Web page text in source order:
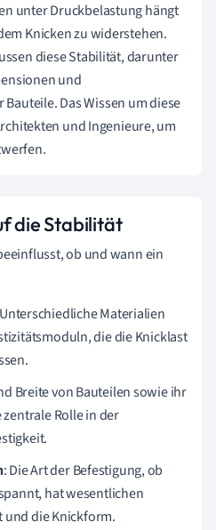
unter Druckbelastung hängt
Knicken zu widerstehen.
diese Stabilität, darunter
und
Das Wissen um diese
und Ingenieure, um
die Stabilität
ob und wann ein
Materialien
die die Knicklast
Breite von Bauteilen sowie ihr
Rolle in der
: Die Art der Befestigung, ob
hat wesentlichen
und die Knickform.